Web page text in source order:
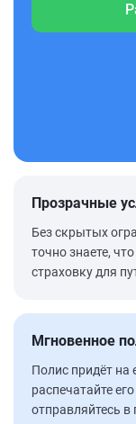
Прозрачные
Без скрытых
точно знаете,
страховку для
Мгновенное
Полис придёт на
распечатайте
отправляйтесь в